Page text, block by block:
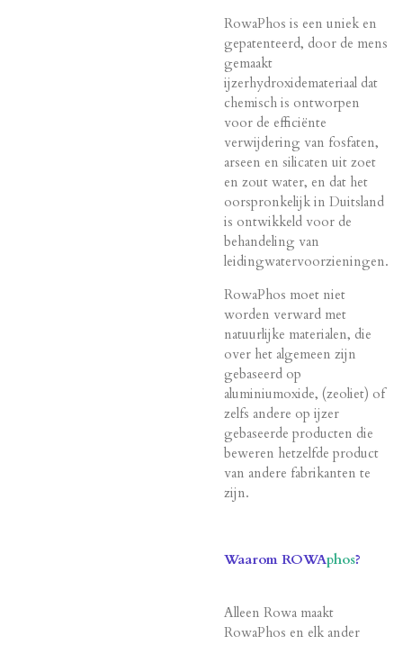
RowaPhos is een uniek en
gepatenteerd, door de mens
gemaakt
ijzerhydroxidemateriaal dat
chemisch is ontworpen
voor de efficiënte
verwijdering van fosfaten,
arseen en silicaten uit zoet
en zout water, en dat het
oorspronkelijk in Duitsland
is ontwikkeld voor de
behandeling van
leidingwatervoorzieningen.
RowaPhos moet niet
worden verward met
natuurlijke materialen, die
over het algemeen zijn
gebaseerd op
aluminiumoxide, (zeoliet) of
zelfs andere op ijzer
gebaseerde producten die
beweren hetzelfde product
van andere fabrikanten te
zijn.
Waarom ROWAphos?
Alleen Rowa maakt
RowaPhos en elk ander